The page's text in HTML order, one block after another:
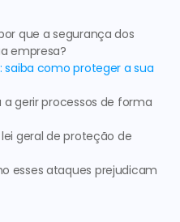
que a segurança dos
empresa?
saiba como proteger a sua
gerir processos de forma
geral de proteção de
esses ataques prejudicam